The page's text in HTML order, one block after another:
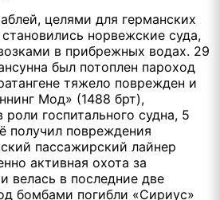
целями для германских
норвежские суда,
в прибрежных водах. 29
был потоплен пароход
тяжело поврежден и
Мод» (1488 брт),
госпитального судна, 5
получил повреждения
пассажирский лайнер
активная охота за
велась в последние две
бомбами погибли «Сириус»